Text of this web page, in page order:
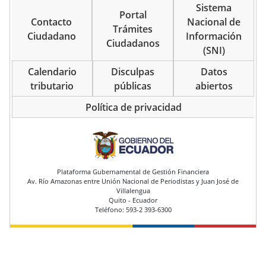
Contacto
Ciudadano
Portal
Trámites
Ciudadanos
Sistema
Nacional de
Información
(SNI)
Calendario
tributario
Disculpas
públicas
Datos
abiertos
Política de privacidad
pie de página
Plataforma Gubernamental de Gestión Financiera
Av. Río Amazonas entre Unión Nacional de Periodistas y Juan José de
Villalengua
Quito - Ecuador
Teléfono: 593-2 393-6300